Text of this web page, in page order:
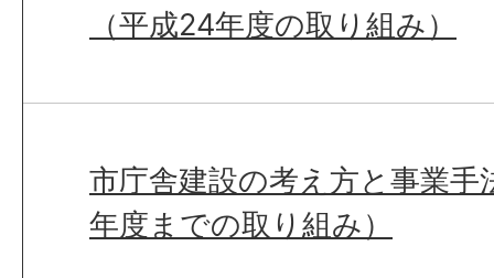
（平成24年度の取り組み）
市庁舎建設の考え方と事業手
年度までの取り組み）